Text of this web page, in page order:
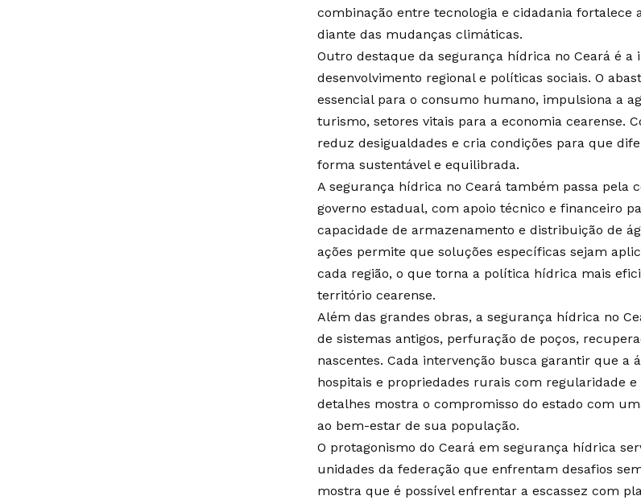
combinação entre tecnologia e cidadania fortalece
diante das mudanças climáticas.
Outro destaque da segurança hídrica no Ceará é a
desenvolvimento regional e políticas sociais. O
essencial para o consumo humano, impulsiona a
turismo, setores vitais para a economia cearense.
reduz desigualdades e cria condições para que
forma sustentável e equilibrada.
A segurança hídrica no Ceará também passa pela
governo estadual, com apoio técnico e financeiro
capacidade de armazenamento e distribuição de
ações permite que soluções específicas sejam
cada região, o que torna a política hídrica mais
território cearense.
Além das grandes obras, a segurança hídrica no
de sistemas antigos, perfuração de poços,
nascentes. Cada intervenção busca garantir que a
hospitais e propriedades rurais com regularidade e
detalhes mostra o compromisso do estado com
ao bem-estar de sua população.
O protagonismo do Ceará em segurança hídrica
unidades da federação que enfrentam desafios
mostra que é possível enfrentar a escassez com